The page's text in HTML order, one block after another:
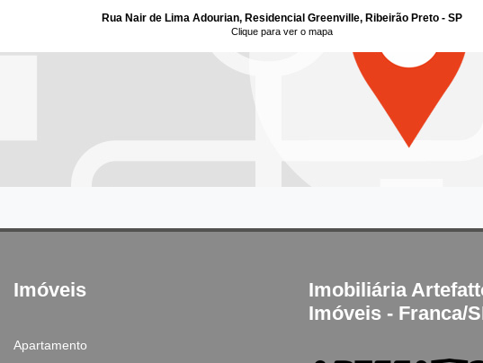
Rua Nair de Lima Adourian, Residencial Greenville, Ribeirão Preto - SP
Clique para ver o mapa
Imóveis
Apartamento
Imobiliária
Imóveis - Franca/